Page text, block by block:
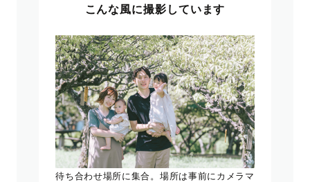
こんな風に撮影しています
待ち合わせ場所に集合。場所は事前にカメラマ